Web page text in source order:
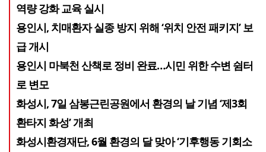
역량 강화 교육 실시
용인시, 치매환자 실종 방지 위해 ‘위치 안전 패키지’ 보
급 개시
용인시 마북천 산책로 정비 완료…시민 위한 수변 쉼터
로 변모
화성시, 7일 삼봉근린공원에서 환경의 날 기념 ‘제3회
환타지 화성’ 개최
화성시환경재단, 6월 환경의 달 맞아 ‘기후행동 기회소